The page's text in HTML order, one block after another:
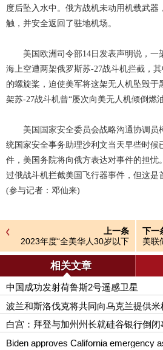
度后坠入水中。俄方战机未动用机载武器
触，并安全返回了驻地机场。
美国欧洲司令部14日发表声明说，一
海上空遭两架俄罗斯苏-27战斗机拦截，
的螺旋桨，迫使美军将这架无人机坠毁于
架苏-27战斗机曾“屡次向美无人机倾倒燃
美国国家安全委员会战略沟通协调员
统国家安全事务助理沙利文当天早些时候
件，美国务院将向俄方表达对事件的担忧
过俄战斗机拦截美国飞行器事件，但这是
(参与记者：邓仙来)
上一条
2023年度“全美华人30岁以下
青年精英榜”评选结果揭晓
下一
美联
幅度
相关文章
中国成功发射荷鲁斯2号遥感卫星
波兰和斯洛伐克将共同向乌克兰提供米
白宫：拜登与加州州长就硅谷银行倒
Biden approves California emergency